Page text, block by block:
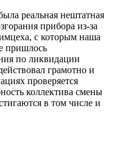
реальная нештатная
прибора из-за
с которым наша
пришлось
по ликвидации
грамотно и
проверяется
коллектива смены
в том числе и